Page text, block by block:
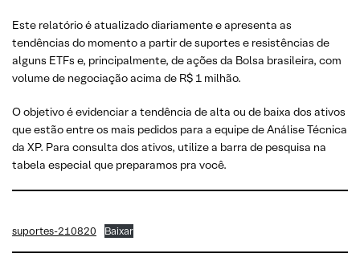
Este relatório é atualizado diariamente e apresenta as
tendências do momento a partir de suportes e resistências de
alguns ETFs e, principalmente, de ações da Bolsa brasileira, com
volume de negociação acima de R$ 1 milhão.
O objetivo é evidenciar a tendência de alta ou de baixa dos ativos
que estão entre os mais pedidos para a equipe de Análise Técnica
da XP. Para consulta dos ativos, utilize a barra de pesquisa na
tabela especial que preparamos pra você.
suportes-210820 Baixar